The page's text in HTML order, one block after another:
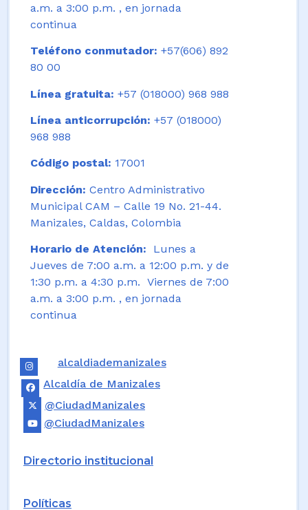
a.m. a 3:00 p.m. , en jornada
continua
Teléfono conmutador: +57(606) 892
80 00
Línea gratuita: +57 (018000) 968 988
Línea anticorrupción: +57 (018000)
968 988
Código postal: 17001
Dirección: Centro Administrativo
Municipal CAM – Calle 19 No. 21-44.
Manizales, Caldas, Colombia
Horario de Atención: Lunes a
Jueves de 7:00 a.m. a 12:00 p.m. y de
1:30 p.m. a 4:30 p.m. Viernes de 7:00
a.m. a 3:00 p.m. , en jornada
continua
alcaldiademanizales
Alcaldía de Manizales
@CiudadManizales
@CiudadManizales
Directorio institucional
Políticas